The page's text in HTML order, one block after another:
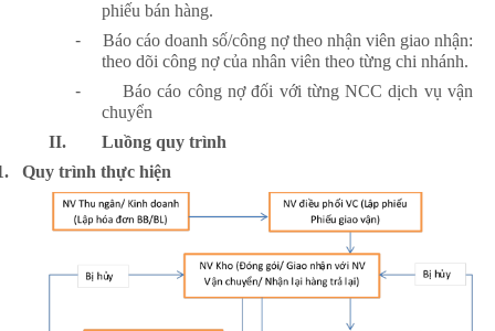
phiếu bán hàng.
-
Báo cáo doanh số/công nợ theo nhận viên giao nhận:
theo dõi công nợ của nhân viên theo từng chi nhánh.
-
Báo cáo công nợ đối với từng NCC dịch vụ vận
chuyển
II.
Luồng quy trình
Quy trình thực hiện